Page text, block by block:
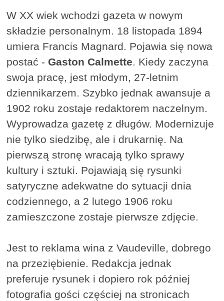
W XX wiek wchodzi gazeta w nowym
składzie personalnym. 18 listopada 1894
umiera Francis Magnard. Pojawia się nowa
postać - Gaston Calmette. Kiedy zaczyna
swoja pracę, jest młodym, 27-letnim
dziennikarzem. Szybko jednak awansuje a
1902 roku zostaje redaktorem naczelnym.
Wyprowadza gazetę z długów. Modernizuje
nie tylko siedzibę, ale i drukarnię. Na
pierwszą stronę wracają tylko sprawy
kultury i sztuki. Pojawiają się rysunki
satyryczne adekwatne do sytuacji dnia
codziennego, a 2 lutego 1906 roku
zamieszczone zostaje pierwsze zdjęcie.
Jest to reklama wina z Vaudeville, dobrego
na przeziębienie. Redakcja jednak
preferuje rysunek i dopiero rok później
fotografia gości częściej na stronicach